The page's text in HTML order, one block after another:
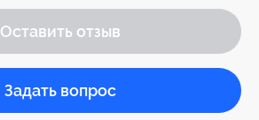
Оставить отзыв
Задать вопрос